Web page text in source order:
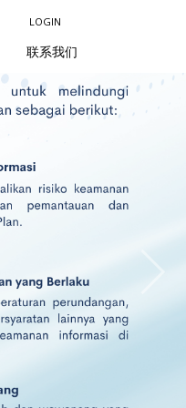
LOGIN
联系我们